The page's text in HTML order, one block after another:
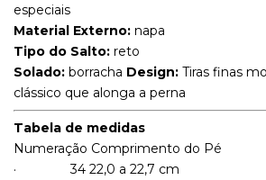
especiais
Material Externo: napa
Tipo do Salto: reto
Solado: borracha Design: Tiras finas
clássico que alonga a perna
Tabela de medidas
Numeração Comprimento do Pé
· 34 22,0 a 22,7 cm